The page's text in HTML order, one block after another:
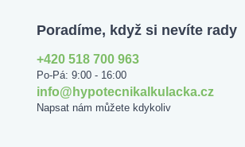
Poradíme, když si nevíte rady
+420 518 700 963
Po-Pá: 9:00 - 16:00
info@hypotecnikalkulacka.cz
Napsat nám můžete kdykoliv